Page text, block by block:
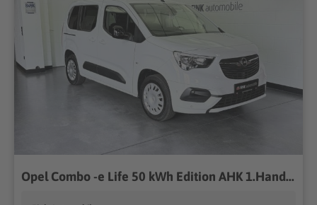
Opel Combo -e Life 50 kWh Edition AHK 1.Hand...